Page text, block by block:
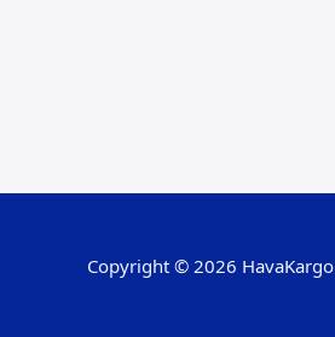
Copyright © 2026 HavaKargo